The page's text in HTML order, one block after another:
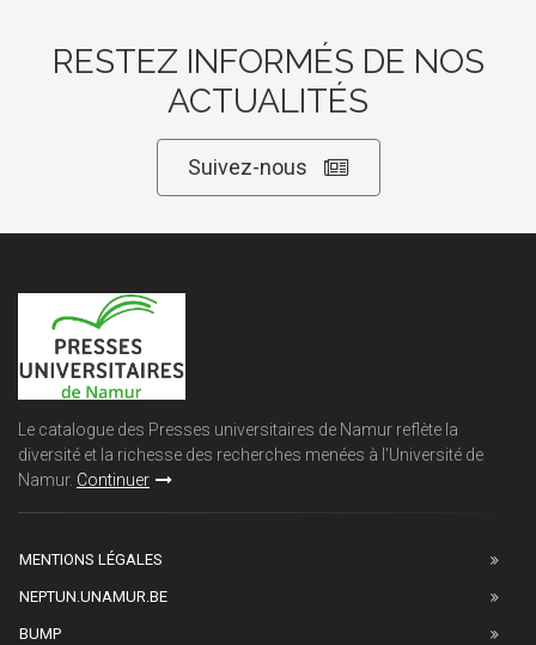
RESTEZ INFORMÉS DE NOS
ACTUALITÉS
Suivez-nous
Le catalogue des Presses universitaires de Namur reflète la
diversité et la richesse des recherches menées à l'Université de
Namur. Continuer
MENTIONS LÉGALES
NEPTUN.UNAMUR.BE
BUMP